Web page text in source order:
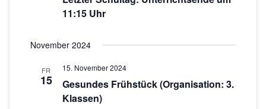
i
n
11:15 Uhr
November 2024
FR
15
15. November 2024
Gesundes Frühstück (Organisation: 3.
Klassen)